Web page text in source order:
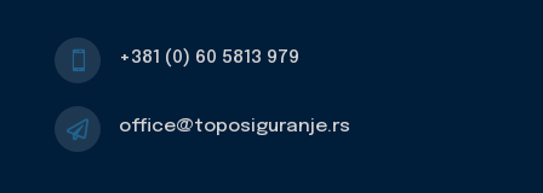
+381 (0) 60 5813 979
 office@toposiguranje.rs